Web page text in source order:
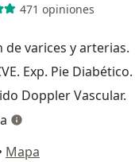
471 opiniones
de varices y arterias.
Exp. Pie Diabético.
Doppler Vascular.
Mapa